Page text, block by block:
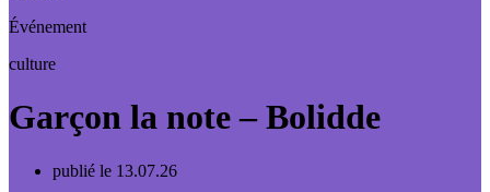
Événement
culture
Garçon la note – Bolidde
publié le 13.07.26